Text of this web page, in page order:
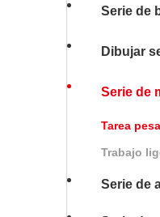
Serie de
Dibujar
Serie de
Tarea
Trabajo
Serie de